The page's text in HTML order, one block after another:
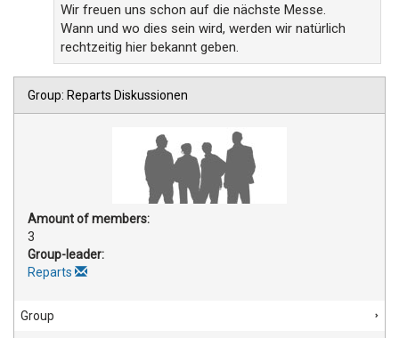
Wir freuen uns schon auf die nächste Messe.
Wann und wo dies sein wird, werden wir natürlich
rechtzeitig hier bekannt geben.
Group: Reparts Diskussionen
Amount of members:
3
Group-leader:
Reparts
Group